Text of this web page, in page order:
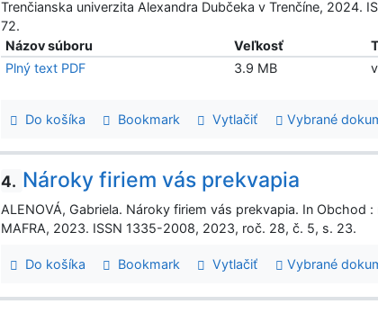
Trenčianska univerzita Alexandra Dubčeka v Trenčíne, 2024.
72.
Názov súboru
Veľkosť
Plný text PDF
3.9 MB
Do košíka Bookmark Vytlačiť Vybrané
4. Nároky firiem vás prekvapia
ALENOVÁ, Gabriela. Nároky firiem vás prekvapia. In Obchod
MAFRA, 2023. ISSN 1335-2008, 2023, roč. 28, č. 5, s. 23.
Do košíka Bookmark Vytlačiť Vybrané